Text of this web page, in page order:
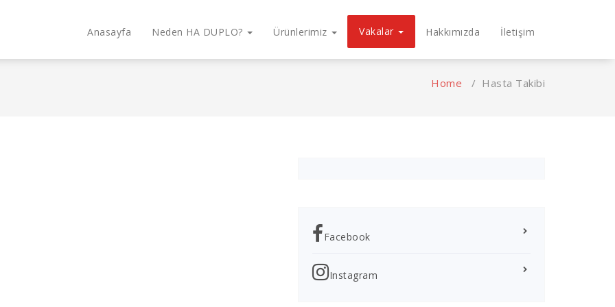
Anasayfa Neden HA DUPLO? Ürünlerimiz Vakalar Hakkımızda İletişim
Home / Hasta Takibi
Facebook
Instagram